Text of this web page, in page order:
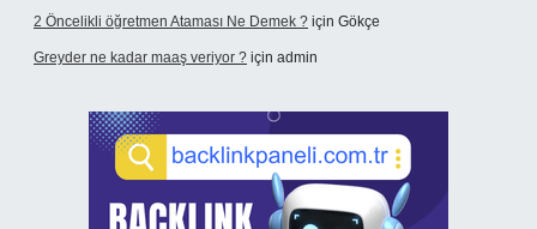
2 Öncelikli öğretmen Ataması Ne Demek ? için Gökçe
Greyder ne kadar maaş veriyor ? için admin